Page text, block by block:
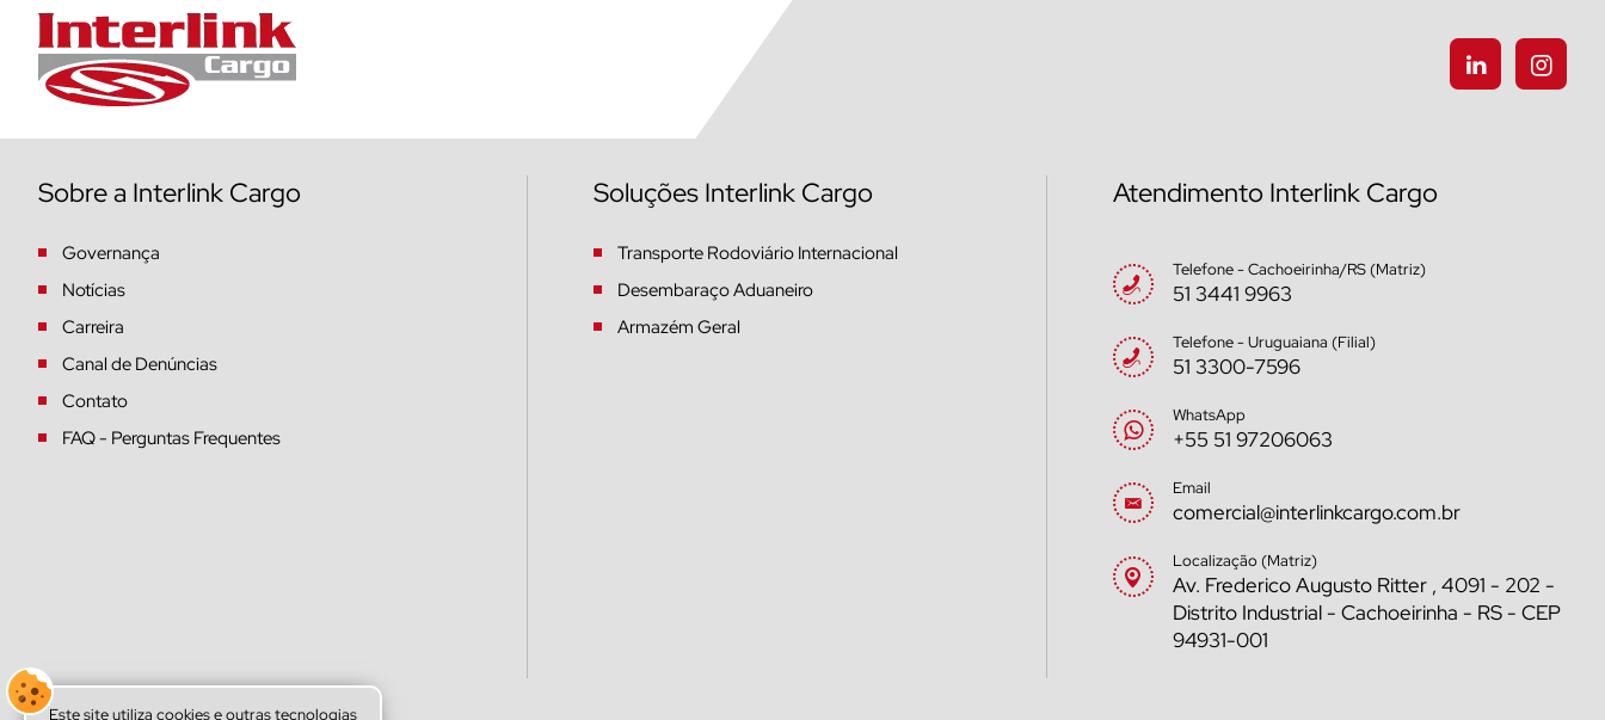
Sobre a Interlink Cargo
Governança
Notícias
Carreira
Canal de Denúncias
Contato
FAQ - Perguntas Frequentes
Soluções Interlink Cargo
Transporte Rodoviário Internacional
Desembaraço Aduaneiro
Armazém Geral
Atendimento Interlink Cargo
Telefone - Cachoeirinha/RS (Matriz)
51 3441 9963
Telefone - Uruguaiana (Filial)
51 3300-7596
WhatsApp
+55 51 97206063
Email
comercial@interlinkcargo.com.br
Localização (Matriz)
Av. Frederico Augusto Ritter , 4091 - 202 -
Distrito Industrial - Cachoeirinha - RS - CEP
94931-001
Este site utiliza cookies e outras tecnologias